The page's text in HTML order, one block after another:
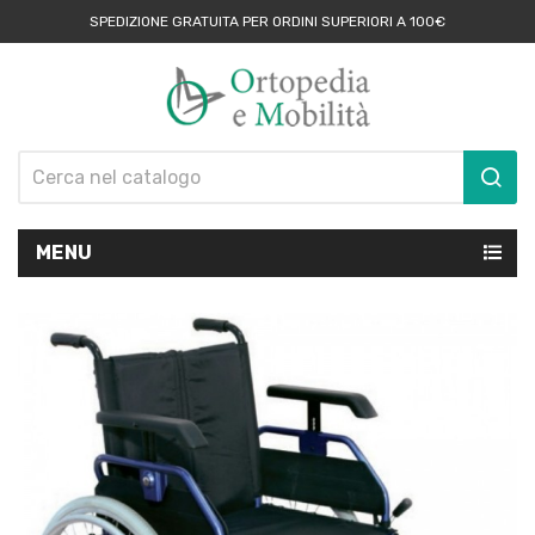
SPEDIZIONE GRATUITA PER ORDINI SUPERIORI A 100€
MENU